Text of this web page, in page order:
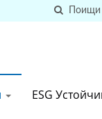
ESG